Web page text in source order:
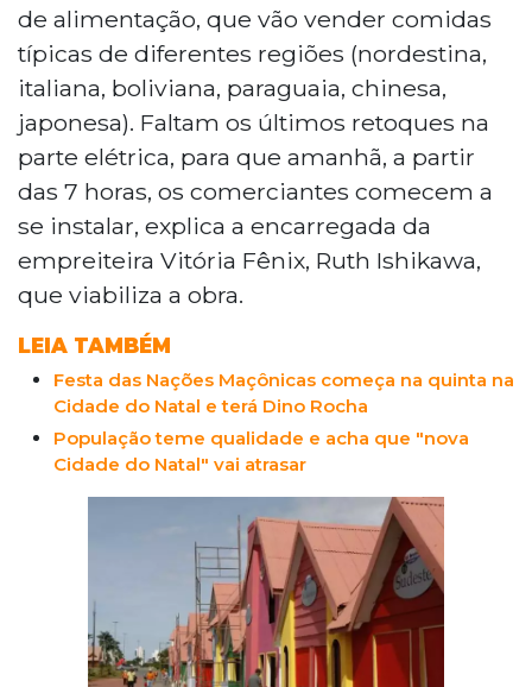
de alimentação, que vão vender comidas
típicas de diferentes regiões (nordestina,
italiana, boliviana, paraguaia, chinesa,
japonesa). Faltam os últimos retoques na
parte elétrica, para que amanhã, a partir
das 7 horas, os comerciantes comecem a
se instalar, explica a encarregada da
empreiteira Vitória Fênix, Ruth Ishikawa,
que viabiliza a obra.
LEIA TAMBÉM
Festa das Nações Maçônicas começa na quinta na
Cidade do Natal e terá Dino Rocha
População teme qualidade e acha que "nova
Cidade do Natal" vai atrasar